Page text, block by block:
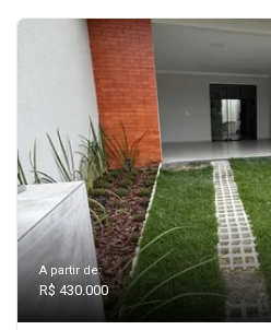
A partir de:
R$ 430.000